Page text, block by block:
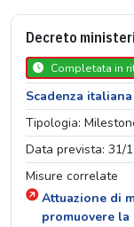
Decreto
Completata in
Scadenza italiana
Tipologia:
Data prevista: 31/
Misure correlate
Attuazione di
promuovere